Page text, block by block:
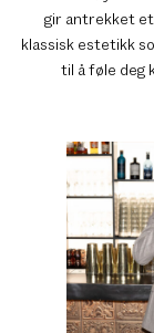
gir antrekket
klassisk estetikk
til å føle deg